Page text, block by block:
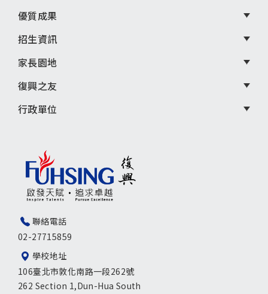
聯絡電話
02-27715859
學校地址
106臺北市敦化南路一段262號
262 Section 1,Dun-Hua South
優質成果
招生資訊
家長園地
復興之友
行政單位